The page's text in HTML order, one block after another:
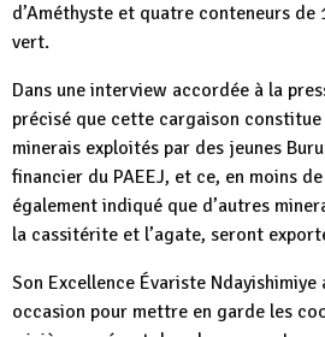
d’Améthyste et quatre conteneurs
vert.
Dans une interview accordée à la
précisé que cette cargaison
minerais exploités par des jeunes
financier du PAEEJ, et ce, en moins
également indiqué que d’autres
la cassitérite et l’agate, seront
Son Excellence Évariste
occasion pour mettre en garde les